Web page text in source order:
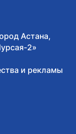
Астана,
2»
и рекламы